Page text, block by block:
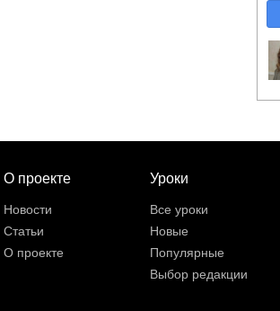
О проекте
Новости
Статьи
О проекте
Уроки
Все уроки
Новые
Популярные
Выбор редакции